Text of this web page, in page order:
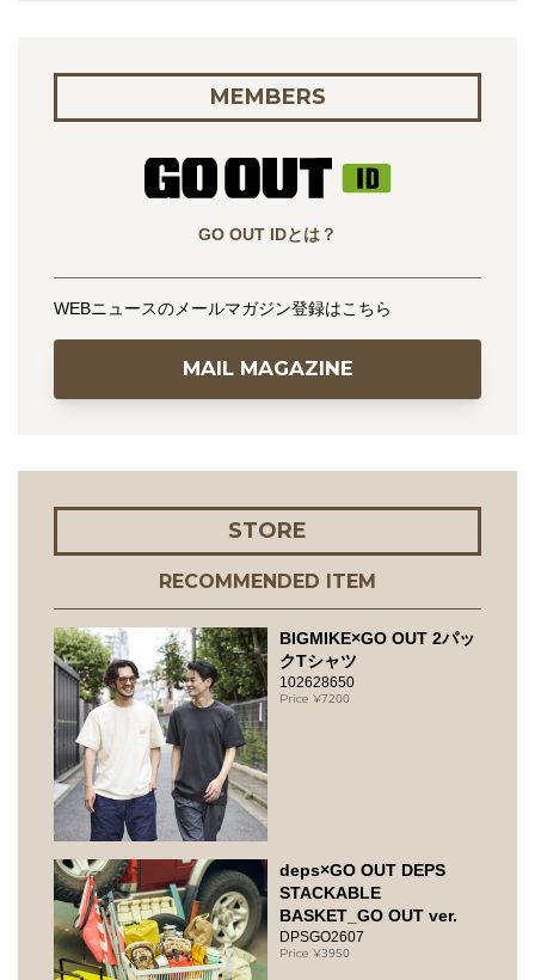
MEMBERS
GO OUT IDとは？
WEBニュースのメールマガジン登録はこちら
MAIL MAGAZINE
STORE
RECOMMENDED ITEM
BIGMIKE×GO OUT 2パッ
クTシャツ
102628650
7200
deps×GO OUT DEPS
STACKABLE
BASKET_GO OUT ver.
DPSGO2607
3950